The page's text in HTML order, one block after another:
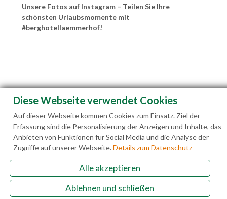
Unsere Fotos auf Instagram – Teilen Sie Ihre
schönsten Urlaubsmomente mit
#berghotellaemmerhof!
Familie Hedegger Lämmerhofweg 2 A-5522 St.
Martin a. Tgb.
Diese Webseite verwendet Cookies
Auf dieser Webseite kommen Cookies zum Einsatz. Ziel der
Erfassung sind die Personalisierung der Anzeigen und Inhalte, das
Anbieten von Funktionen für Social Media und die Analyse der
Zugriffe auf unserer Webseite.Details zum Datenschutz
Alle akzeptieren
Ablehnen und schließen